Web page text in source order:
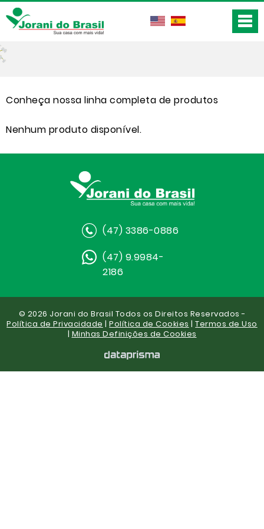
Conheça nossa linha completa de produtos
Nenhum produto disponível.
(47) 3386-0886
(47) 9.9984-
2186
© 2026 Jorani do Brasil Todos os Direitos Reservados -
Política de Privacidade |Política de Cookies |Termos de Uso
| Minhas Definições de Cookies